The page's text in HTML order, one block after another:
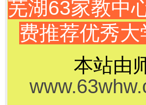
芜湖63家教中
费推荐优秀
本站由